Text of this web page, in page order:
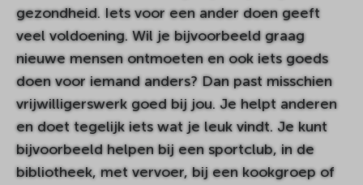
gezondheid. Iets voor een ander doen geeft
veel voldoening. Wil je bijvoorbeeld graag
nieuwe mensen ontmoeten en ook iets goeds
doen voor iemand anders? Dan past misschien
vrijwilligerswerk goed bij jou. Je helpt anderen
en doet tegelijk iets wat je leuk vindt. Je kunt
bijvoorbeeld helpen bij een sportclub, in de
bibliotheek, met vervoer, bij een kookgroep of